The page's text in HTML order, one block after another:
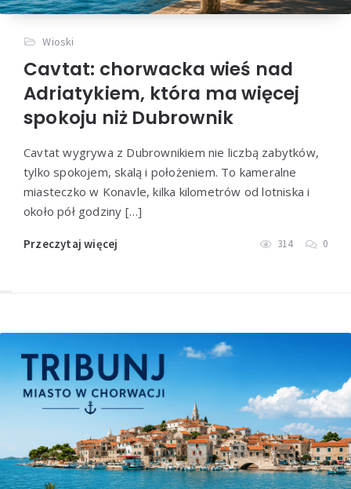
Wioski
Cavtat: chorwacka wieś nad
Adriatykiem, która ma więcej
spokoju niż Dubrownik
Cavtat wygrywa z Dubrownikiem nie liczbą zabytków,
tylko spokojem, skalą i położeniem. To kameralne
miasteczko w Konavle, kilka kilometrów od lotniska i
około pół godziny […]
Przeczytaj więcej 314 0